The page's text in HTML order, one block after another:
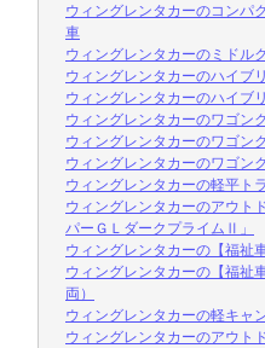
ウィングレンタカーのコン
車
ウィングレンタカーのミドル
ウィングレンタカーのハイブ
ウィングレンタカーのハイブ
ウィングレンタカーのワゴン
ウィングレンタカーのワゴン
ウィングレンタカーのワゴン
ウィングレンタカーの軽平ト
ウィングレンタカーのアウト
パーＧＬダークプライムⅡ」
ウィングレンタカーの【福祉
ウィングレンタカーの【福祉
両）
ウィングレンタカーの軽キャ
ウィングレンタカーのアウト